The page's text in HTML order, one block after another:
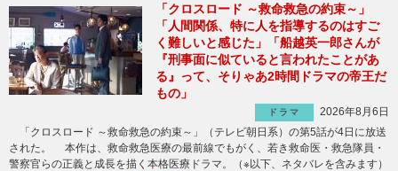
「クロスロード ～救命救急の約束～」
「人間関係、特に人を指導するのはすご
く難しいと感じた」「船越英一郎さんが
『刑事面に似ていると言われたことがあ
る』って、そりゃあ2時間ドラマの帝王だ
もの」
ドラマ
2026年8月6日
「クロスロード ～救命救急の約束～」（テレビ朝日系）の第5話が4日に放送
された。 本作は、救命救急医療の最前線でもがく、若き救命医・救急隊員・
警察官らの正義と成長を描く本格医療ドラマ。（※以下、ネタバレを含みます）